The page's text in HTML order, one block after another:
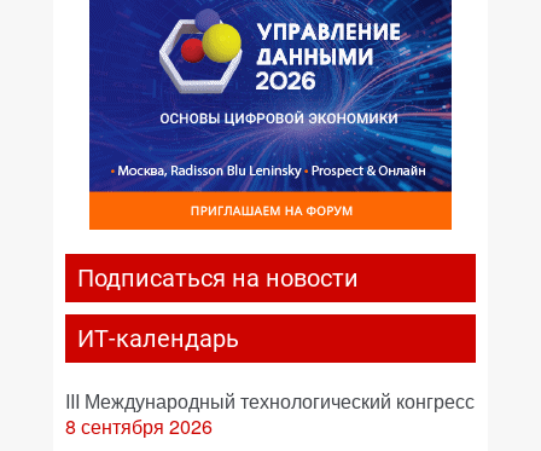
Подписаться на новости
ИТ-календарь
III Международный технологический конгресс
8 сентября 2026